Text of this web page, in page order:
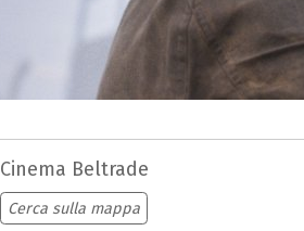
Cinema Beltrade
Cerca sulla mappa